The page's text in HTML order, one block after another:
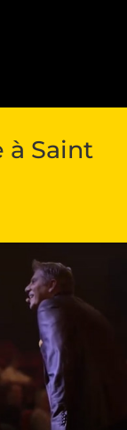
à Saint